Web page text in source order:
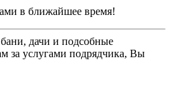
в ближайшее время!
дачи и подсобные
за услугами подрядчика, Вы